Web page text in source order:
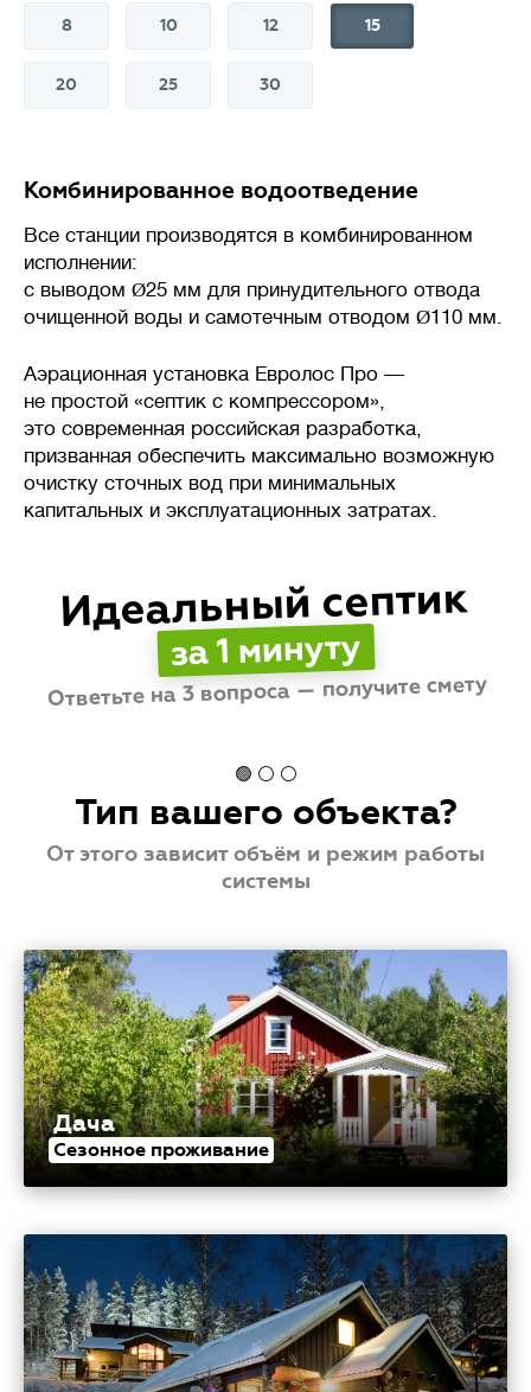
8 10 12 15
20 25 30
Комбинированное водоотведение
Все станции производятся в комбинированном
исполнении:
с выводом Ø25 мм для принудительного отвода
очищенной воды и самотечным отводом Ø110 мм.
Аэрационная установка Евролос Про —
не простой «септик с компрессором»,
это современная российская разработка,
призванная обеспечить максимально возможную
очистку сточных вод при минимальных
капитальных и эксплуатационных затратах.
Идеальный септик
за 1 минуту
Ответьте на 3 вопроса — получите смету
🟢 ⚪ ⚪
Тип вашего объекта?
От этого зависит объём и режим работы
системы
Дача
Сезонное проживание
💪 Производительностьл/сутки
Объем сточных вод, который
станция биологической очистки
(септик) способна переработать
за сутки без потери
эффективности.
Важно подбирать систему
с учетом реального
водопотребления: недостаток
приведет к перегрузке,
а избыточная мощность –
к нарушению работы биофлоры
Стоимость